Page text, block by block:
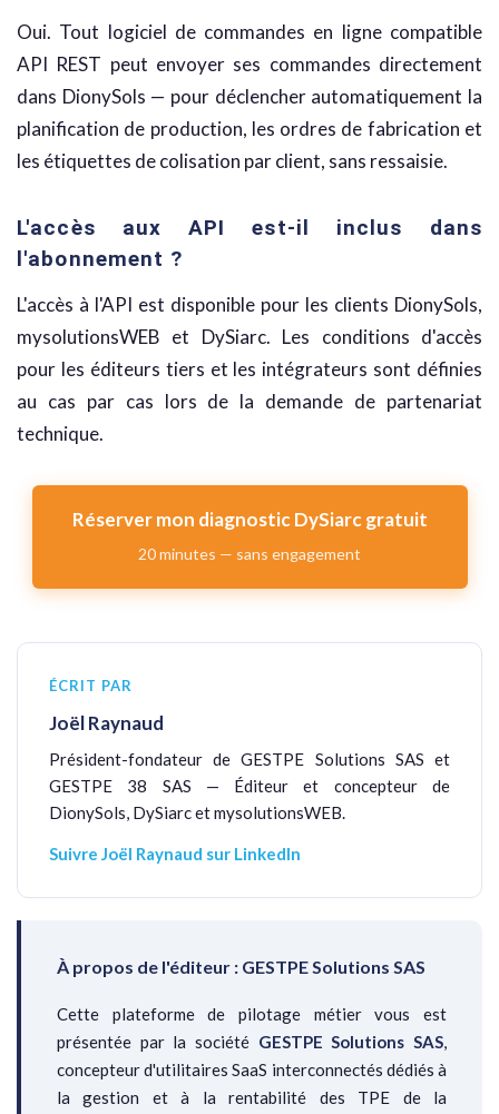
Oui. Tout logiciel de commandes en ligne compatible
API REST peut envoyer ses commandes directement
dans DionySols — pour déclencher automatiquement la
planification de production, les ordres de fabrication et
les étiquettes de colisation par client, sans ressaisie.
L'accès aux API est-il inclus dans
l'abonnement ?
L'accès à l'API est disponible pour les clients DionySols,
mysolutionsWEB et DySiarc. Les conditions d'accès
pour les éditeurs tiers et les intégrateurs sont définies
au cas par cas lors de la demande de partenariat
technique.
Réserver mon diagnostic DySiarc gratuit
20 minutes — sans engagement
ÉCRIT PAR
Joël Raynaud
Président-fondateur de GESTPE Solutions SAS et
GESTPE 38 SAS — Éditeur et concepteur de
DionySols, DySiarc et mysolutionsWEB.
Suivre Joël Raynaud sur LinkedIn
À propos de l'éditeur : GESTPE Solutions SAS
Cette plateforme de pilotage métier vous est
présentée par la société GESTPE Solutions SAS,
concepteur d'utilitaires SaaS interconnectés dédiés à
la gestion et à la rentabilité des TPE de la